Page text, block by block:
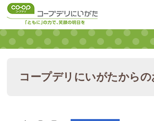
コープデリにいがたから